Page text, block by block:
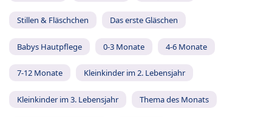
Stillen & Fläschchen Das erste Gläschen
Babys Hautpflege 0-3 Monate 4-6 Monate
7-12 Monate Kleinkinder im 2. Lebensjahr
Kleinkinder im 3. Lebensjahr Thema des Monats